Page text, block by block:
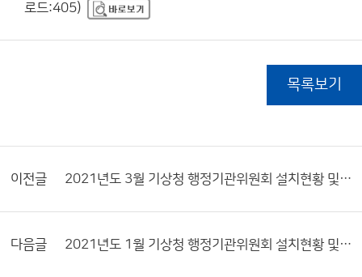
로드:405)
목록보기
이전글 2021년도 3월 기상청 행정기관위원회 설치현황 및 활동내역서
다음글 2021년도 1월 기상청 행정기관위원회 설치현황 및 활동내역서